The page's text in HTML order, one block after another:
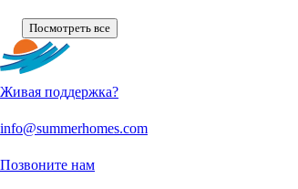
Посмотреть все
Живая поддержка?
info@summerhomes.com
Позвоните нам